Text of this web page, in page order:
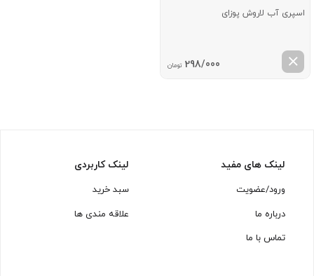
اسپری آب لاروش پوزای
298/000 تومان
لینک های مفید
ورود/عضویت
درباره ما
تماس با ما
لینک کاربردی
سبد خرید
علاقه مندی ها